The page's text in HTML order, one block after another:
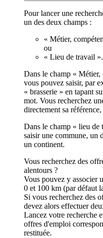
Pour lancer une
un des deux champs :
« Métier,
ou
« Lieu de travail ».
Dans le champ «
vous pouvez saisir, par
« brasserie » en tapant
mot. Vous recherchez
directement sa
Dans le champ « lieu de
saisir une commune, un
un continent.
Vous recherchez des
alentours ?
Vous pouvez y associer
0 et 100 km (par défaut
Si vous recherchez des
devez alors effectuer
Lancez votre recherche
offres d'emploi
restituée.